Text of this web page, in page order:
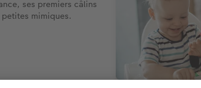
ses premiers câlins
mimiques.